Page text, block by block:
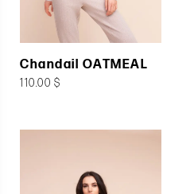
Chandail OATMEAL
110.00 $